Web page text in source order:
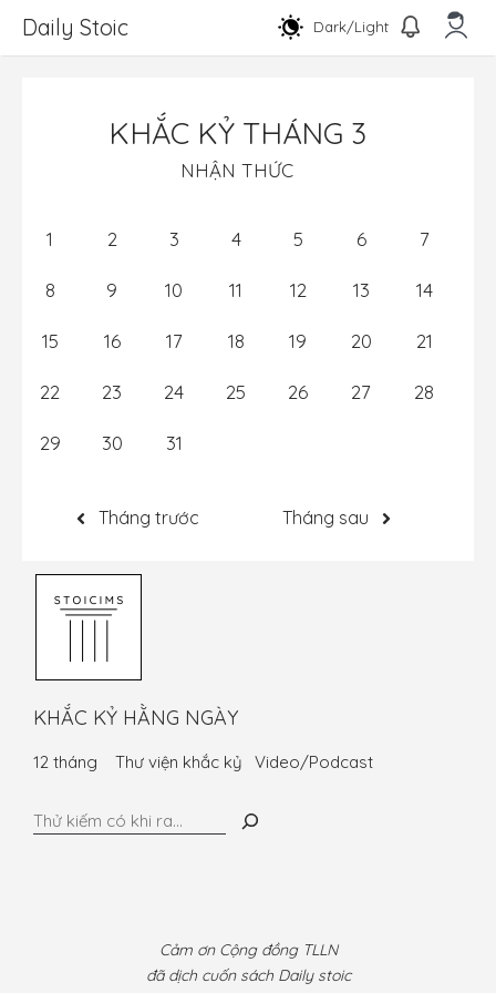
đến
Daily Stoic Dark/Light
KHẮC KỶ THÁNG 3
NHẬN THỨC
1 2 3 4 5 6 7
8 9 10 11 12 13 14
15 16 17 18 19 20 21
22 23 24 25 26 27 28
29 30 31
Tháng trước Tháng sau
KHẮC KỶ HẰNG NGÀY
12 tháng Thư viện khắc kỷ Video/Podcast
Tìm
Cảm ơn Cộng đồng TLLN
đã dịch cuốn sách Daily stoic